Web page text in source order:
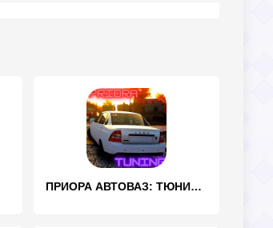
ПРИОРА АВТОВАЗ: ТЮНИНГ И ДРИФТ